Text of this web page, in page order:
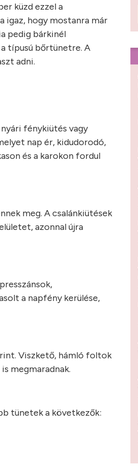
küzd ezzel a
igaz, hogy mostanra már
pedig bárkinél
típusú bőrtünetre. A
adni.
fénykiütés vagy
nap ér, kidudorodó,
és a karokon fordul
meg. A csalánkiütések
azonnal újra
a napfény kerülése,
Viszkető, hámló foltok
megmaradnak.
tünetek a következők: